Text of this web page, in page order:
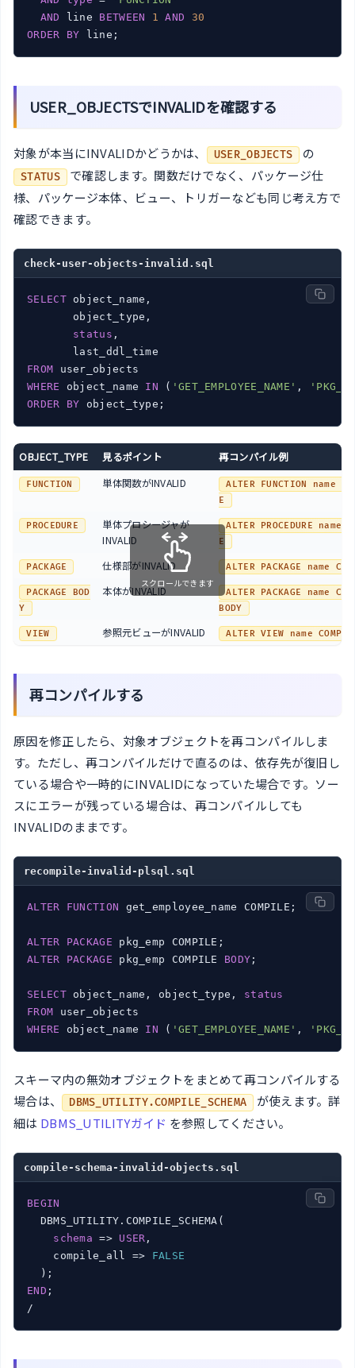
AND
line BETWEEN 1 AND
30
ORDER
BY line;
USER_OBJECTSでINVALIDを確認する
対象が本当にINVALIDかどうかは、 USER_OBJECTS の
STATUS で確認します。関数だけでなく、パッケージ仕
様、パッケージ本体、ビュー、トリガーなども同じ考え方で
確認できます。
check-user-objects-invalid.sql
SELECT object_name,
       object_type,
status ,
FROM
WHERE object_name IN ( 'GET_EMPLOYEE_NAME' ,
ORDER
BY object_type;
OBJECT_TYPE 見るポイント 再コンパイル例
FUNCTION 単体関数がINVALID
ALTER FUNCTION name
E
PROCEDURE
単体プロシージャが
INVALID
ALTER PROCEDURE name
E
PACKAGE 仕様部がINVALID ALTER PACKAGE name
PACKAGE BOD
Y
本体がINVALID
ALTER PACKAGE name
BODY
VIEW 参照元ビューがINVALID ALTER VIEW name
スクロールできます
再コンパイルする
原因を修正したら、対象オブジェクトを再コンパイルしま
す。ただし、再コンパイルだけで直るのは、依存先が復旧し
ている場合や一時的にINVALIDになっていた場合です。ソー
スにエラーが残っている場合は、再コンパイルしても
INVALIDのままです。
recompile-invalid-plsql.sql
ALTER FUNCTION get_employee_name COMPILE;
ALTER PACKAGE
ALTER
PACKAGE pkg_emp COMPILE BODY ;
SELECT object_name, object_type, status
FROM
WHERE object_name IN ( 'GET_EMPLOYEE_NAME' ,
スキーマ内の無効オブジェクトをまとめて再コンパイルする
場合は、
DBMS_UTILITY.COMPILE_SCHEMA
が使えます。詳
細は DBMS_UTILITYガイド を参照してください。
compile-schema-invalid-objects.sql
BEGIN
  DBMS_UTILITY.COMPILE_SCHEMA(
schema => USER ,
    compile_all =>
FALSE
END ;
/